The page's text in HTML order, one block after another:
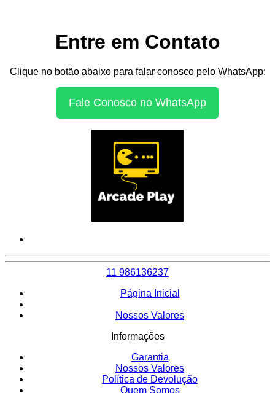
Entre em Contato
Clique no botão abaixo para falar conosco pelo WhatsApp:
Fale Conosco no WhatsApp
11 986136237
Página Inicial
Nossos Valores
Informações
Garantia
Nossos Valores
Política de Devolução
Quem Somos